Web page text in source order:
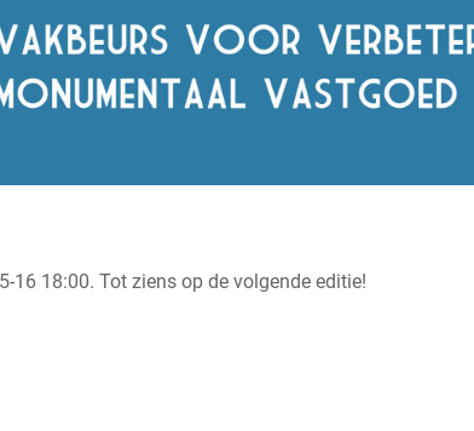
16 18:00. Tot ziens op de volgende editie!